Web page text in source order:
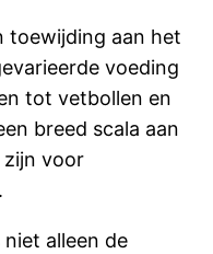
toewijding aan het
voeding
tot vetbollen en
breed scala aan
zijn voor
alleen de